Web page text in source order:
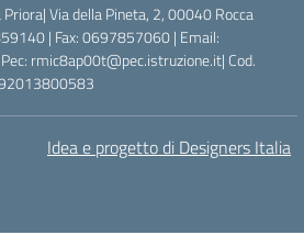
Via della Pineta, 2, 00040 Rocca
| Fax: 0697857060 | Email:
rmic8ap00t@pec.istruzione.it| Cod.
92013800583
Idea e progetto di Designers Italia